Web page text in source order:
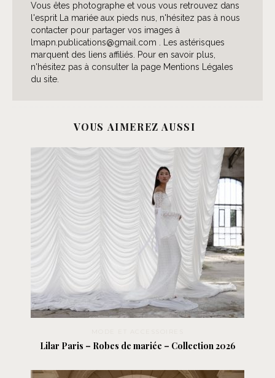
Vous êtes photographe et vous vous retrouvez dans
l'esprit La mariée aux pieds nus, n'hésitez pas à nous
contacter pour partager vos images à
lmapn.publications@gmail.com . Les astérisques
marquent des liens affiliés. Pour en savoir plus,
n'hésitez pas à consulter la page Mentions Légales
du site.
VOUS AIMEREZ AUSSI
Lilar Paris – Robes de mariée – Collection 2026